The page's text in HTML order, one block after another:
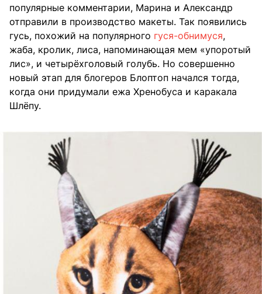
популярные комментарии, Марина и Александр
отправили в производство макеты. Так появились
гусь, похожий на популярного гуся-обнимуся,
жаба, кролик, лиса, напоминающая мем «упоротый
лис», и четырёхголовый голубь. Но совершенно
новый этап для блогеров Блоптоп начался тогда,
когда они придумали ежа Хренобуса и каракала
Шлёпу.